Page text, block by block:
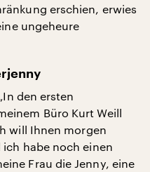
erschien, erwies
ungeheure
den ersten
Büro Kurt Weill
will Ihnen morgen
habe noch einen
Frau die Jenny, eine